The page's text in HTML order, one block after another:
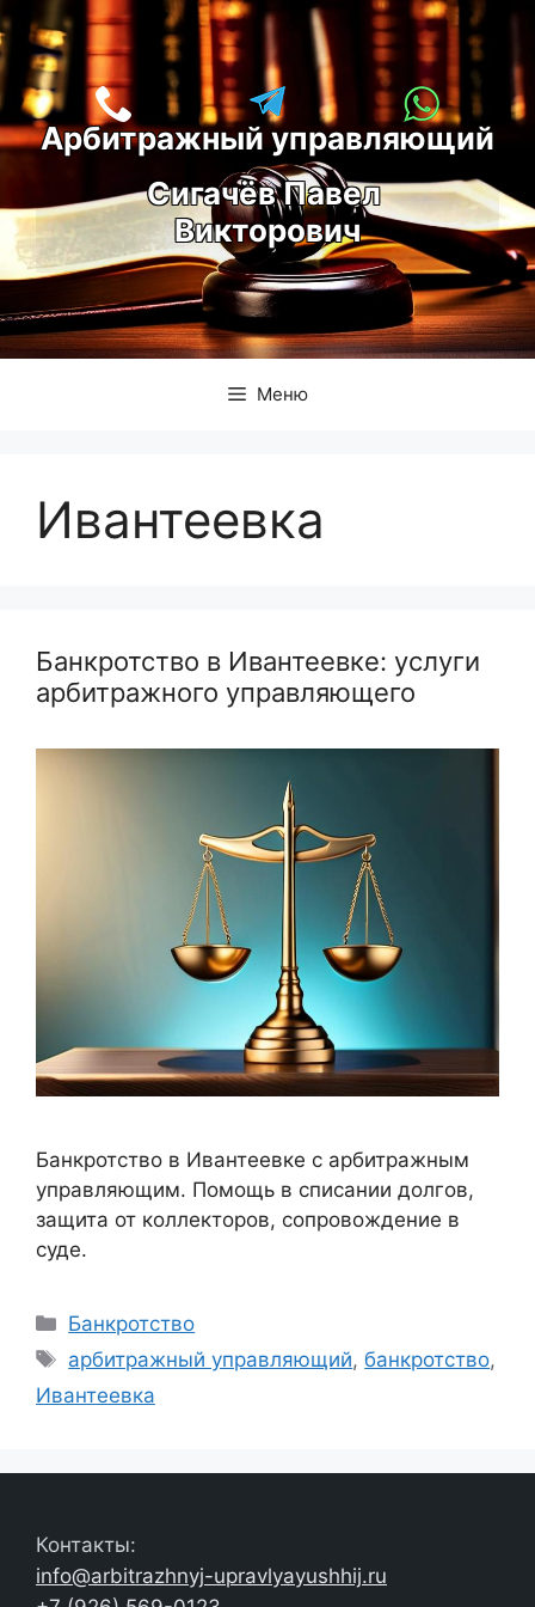
Перейти
к
содержимому
Арбитражный управляющий
Сигачёв Павел
Викторович
Меню
Ивантеевка
Банкротство в Ивантеевке: услуги
арбитражного управляющего
Банкротство в Ивантеевке с арбитражным
управляющим. Помощь в списании долгов,
защита от коллекторов, сопровождение в
суде.
Рубрики
Банкротство
Метки
арбитражный управляющий,банкротство,
Ивантеевка
Контакты:
info@arbitrazhnyj-upravlyayushhij.ru